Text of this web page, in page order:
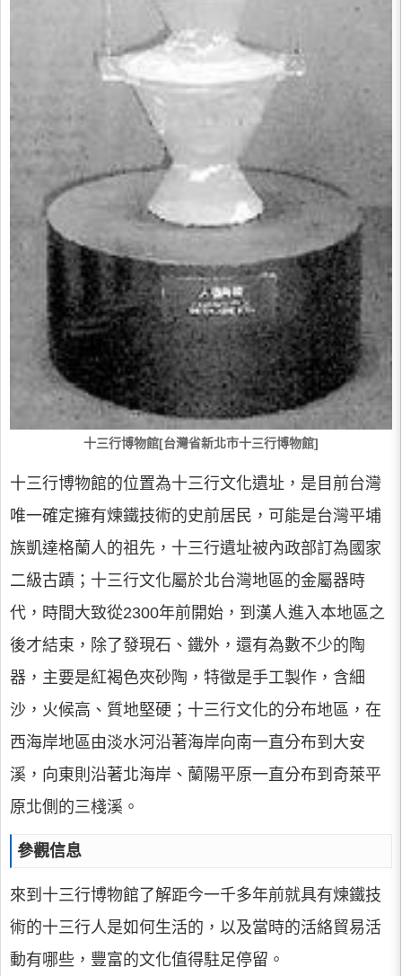
十三行博物館[台灣省新北市十三行博物館]
十三行博物館的位置為十三行文化遺址，是目前台灣
唯一確定擁有煉鐵技術的史前居民，可能是台灣平埔
族凱達格蘭人的祖先，十三行遺址被內政部訂為國家
二級古蹟；十三行文化屬於北台灣地區的金屬器時
代，時間大致從2300年前開始，到漢人進入本地區之
後才結束，除了發現石、鐵外，還有為數不少的陶
器，主要是紅褐色夾砂陶，特徵是手工製作，含細
沙，火候高、質地堅硬；十三行文化的分布地區，在
西海岸地區由淡水河沿著海岸向南一直分布到大安
溪，向東則沿著北海岸、蘭陽平原一直分布到奇萊平
原北側的三棧溪。
參觀信息
來到十三行博物館了解距今一千多年前就具有煉鐵技
術的十三行人是如何生活的，以及當時的活絡貿易活
動有哪些，豐富的文化值得駐足停留。